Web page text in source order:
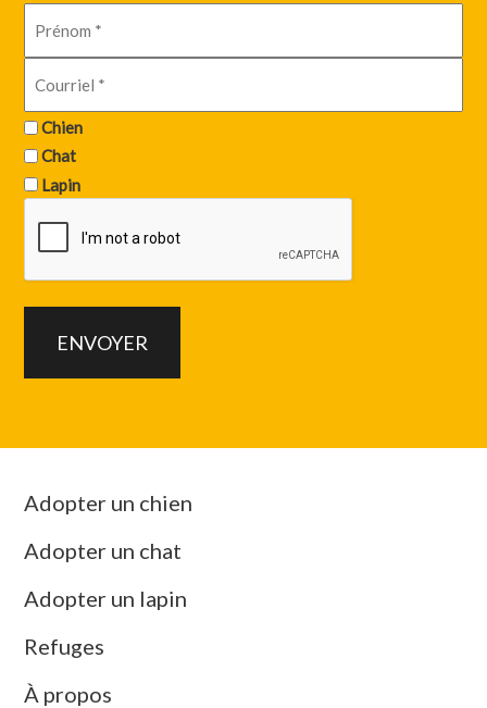
Chien
Chat
Lapin
Adopter un chien
Adopter un chat
Adopter un lapin
Refuges
À propos